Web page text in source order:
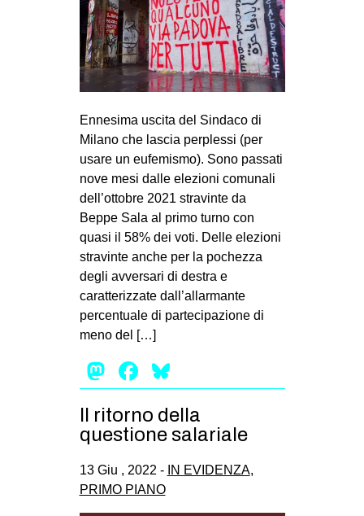
SEARCH
Ennesima uscita del Sindaco di
Milano che lascia perplessi (per
usare un eufemismo). Sono passati
nove mesi dalle elezioni comunali
dell’ottobre 2021 stravinte da
Beppe Sala al primo turno con
quasi il 58% dei voti. Delle elezioni
stravinte anche per la pochezza
degli avversari di destra e
caratterizzate dall’allarmante
percentuale di partecipazione di
meno del […]
Mastodon
Facebook
Il ritorno della
questione salariale
13 Giu , 2022 - IN EVIDENZA,
PRIMO PIANO